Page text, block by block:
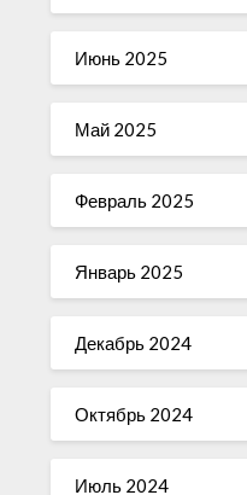
Июнь 2025
Май 2025
Февраль 2025
Январь 2025
Декабрь 2024
Октябрь 2024
Июль 2024